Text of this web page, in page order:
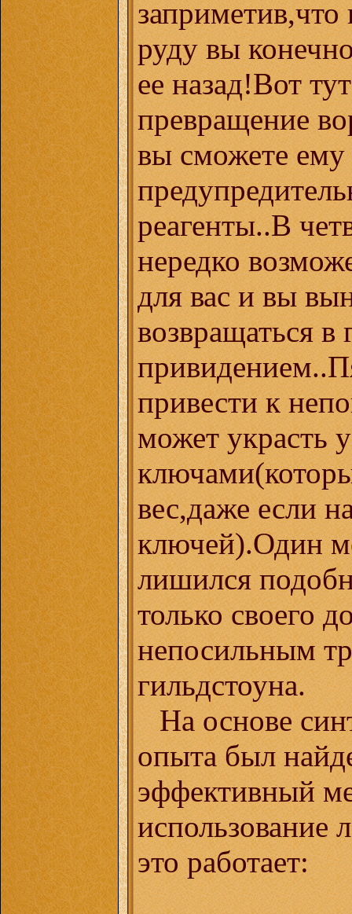
заприметив,что
руду вы
ее назад!Вот
превращение
вы сможете ему
реагенты..В
нередко
для вас и вы
возвращаться в
привести к
может украсть
вес,даже если
ключей).Один
лишился
только своего
непосильным
гильдстоуна.
На основе
опыта был
эффективный
использование
это работает: